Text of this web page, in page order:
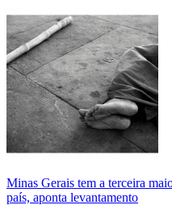
Minas Gerais tem a terceira
país, aponta levantamento